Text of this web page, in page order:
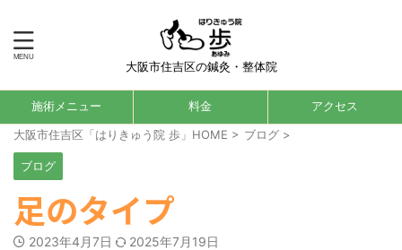
大阪市住吉区の鍼灸・整体院
施術メニュー 料金 アクセス
大阪市住吉区「はりきゅう院 歩」HOME > ブログ >
ブログ
足のタイプ
2023年4月7日 2025年7月19日